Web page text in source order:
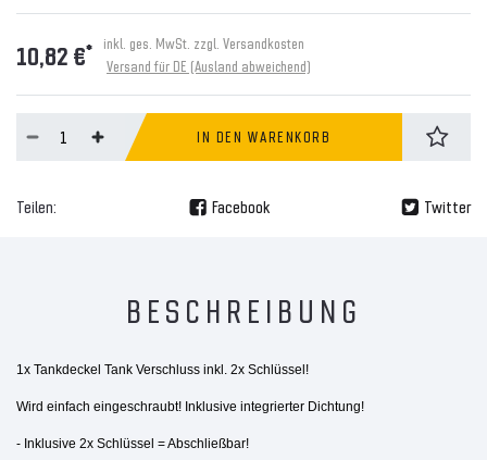
10,82 €* inkl. ges. MwSt. zzgl. Versandkosten
Versand für DE (Ausland abweichend)
IN DEN WARENKORB
Teilen: Facebook Twitter
BESCHREIBUNG
1x Tankdeckel Tank Verschluss inkl. 2x Schlüssel!
Wird einfach eingeschraubt! Inklusive integrierter Dichtung!
- Inklusive 2x Schlüssel = Abschließbar!